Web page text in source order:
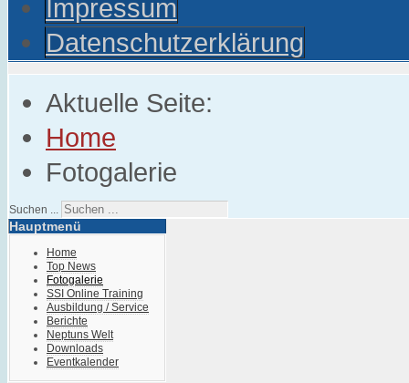
Impressum
Datenschutzerklärung
Aktuelle Seite:
Home
Fotogalerie
Suchen ...
Hauptmenü
Home
Top News
Fotogalerie
SSI Online Training
Ausbildung / Service
Berichte
Neptuns Welt
Downloads
Eventkalender